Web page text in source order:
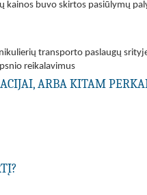
buvo skirtos pasiūlymų
transporto paslaugų
reikalavimus
ARBA KITAM